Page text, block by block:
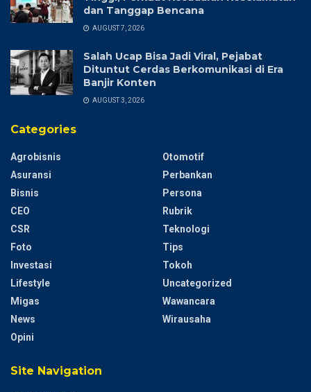
dan Tanggap Bencana
AUGUST 7, 2026
Salah Ucap Bisa Jadi Viral, Pejabat
Dituntut Cerdas Berkomunikasi di Era
Banjir Konten
AUGUST 3, 2026
Categories
Agrobisnis
Asuransi
Bisnis
CEO
CSR
Foto
Investasi
Lifestyle
Migas
News
Opini
Otomotif
Perbankan
Persona
Rubrik
Teknologi
Tips
Tokoh
Uncategorized
Wawancara
Wirausaha
Site Navigation